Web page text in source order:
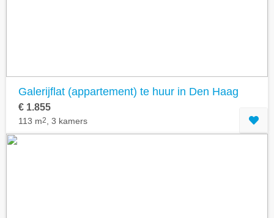
Galerijflat (appartement) te huur in Den Haag
€ 1.855
113 m2 , 3 kamers